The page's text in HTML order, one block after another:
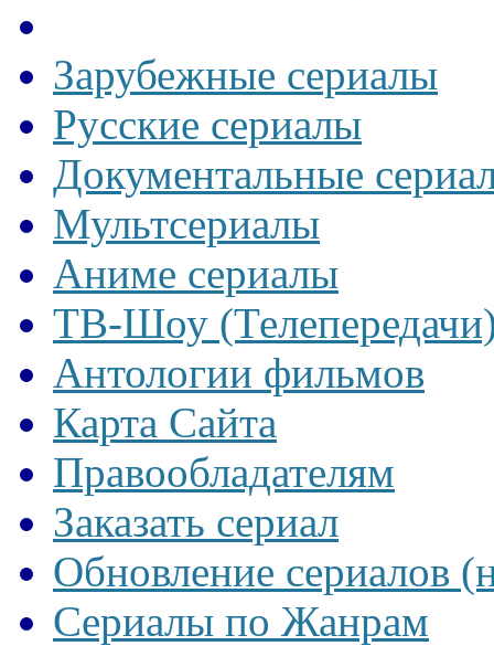
Зарубежные сериалы
Русские сериалы
Документальные
Мультсериалы
Аниме сериалы
ТВ-Шоу
Антологии фильмов
Карта Сайта
Правообладателям
Заказать сериал
Обновление сериалов
Сериалы по Жанрам